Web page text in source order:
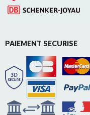
PAIEMENT SECURISE